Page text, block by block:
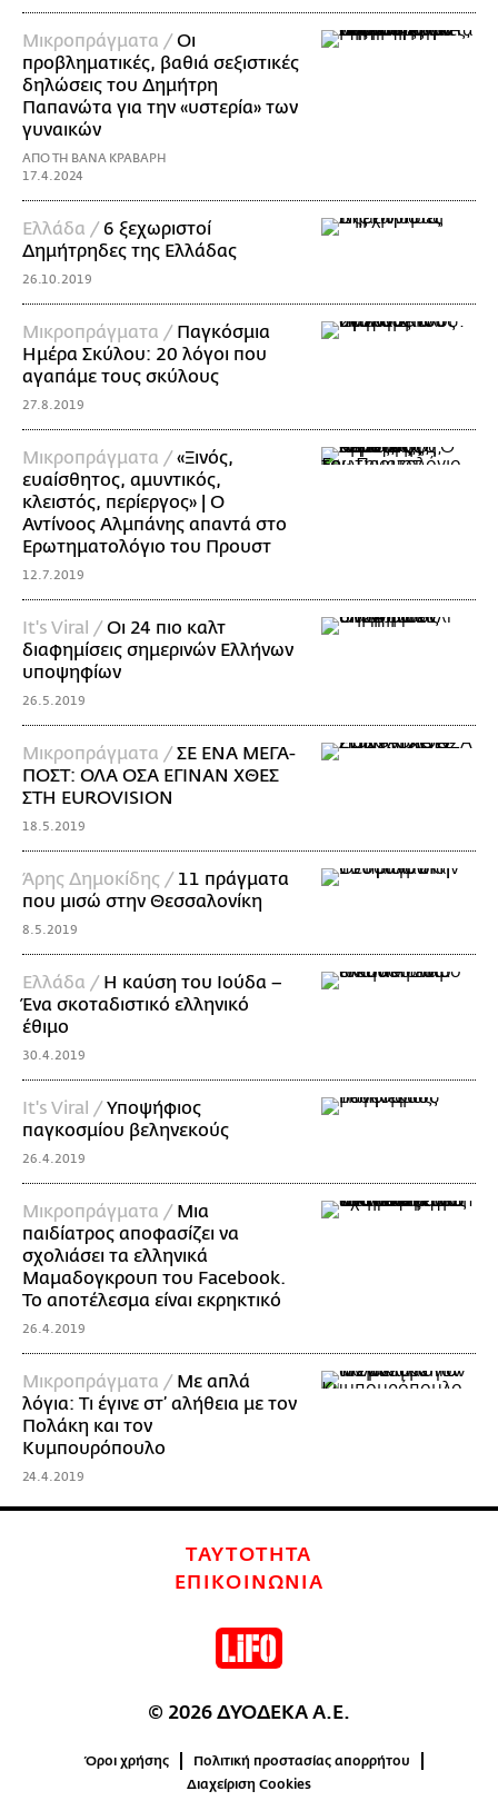
Mικροπράγματα /Οι
προβληματικές, βαθιά σεξιστικές
δηλώσεις του Δημήτρη
Παπανώτα για την «υστερία» των
γυναικών
ΑΠΟ ΤΗ ΒΑΝΑ ΚΡΑΒΑΡΗ
17.4.2024
Ελλάδα / 6 ξεχωριστοί
Δημήτρηδες της Ελλάδας
26.10.2019
Mικροπράγματα / Παγκόσμια
Ημέρα Σκύλου: 20 λόγοι που
αγαπάμε τους σκύλους
27.8.2019
Mικροπράγματα /«Ξινός,
ευαίσθητος, αμυντικός,
κλειστός, περίεργος» | O
Αντίνοος Αλμπάνης απαντά στο
Ερωτηματολόγιο του Προυστ
12.7.2019
It's Viral /Οι 24 πιο καλτ
διαφημίσεις σημερινών Ελλήνων
υποψηφίων
26.5.2019
Mικροπράγματα /ΣΕ ΕΝΑ ΜΕΓΑ-
ΠΟΣΤ: ΟΛΑ ΟΣΑ ΕΓΙΝΑΝ ΧΘΕΣ
ΣΤΗ EUROVISION
18.5.2019
Άρης Δημοκίδης / 11 πράγματα
που μισώ στην Θεσσαλονίκη
8.5.2019
Ελλάδα / Η καύση του Ιούδα –
Ένα σκοταδιστικό ελληνικό
έθιμο
30.4.2019
It's Viral /Υποψήφιος
παγκοσμίου βεληνεκούς
26.4.2019
Mικροπράγματα / Μια
παιδίατρος αποφασίζει να
σχολιάσει τα ελληνικά
Μαμαδογκρουπ του Facebook.
Το αποτέλεσμα είναι εκρηκτικό
26.4.2019
Mικροπράγματα / Με απλά
λόγια: Τι έγινε στ’ αλήθεια με τον
Πολάκη και τον
Κυμπουρόπουλο
24.4.2019
ΤΑΥΤΟΤΗΤΑ
ΕΠΙΚΟΙΝΩΝΙΑ
© 2026 ΔΥΟΔΕΚΑ Α.Ε.
Όροι χρήσης
Πολιτική προστασίας απορρήτου
Διαχείριση Cookies